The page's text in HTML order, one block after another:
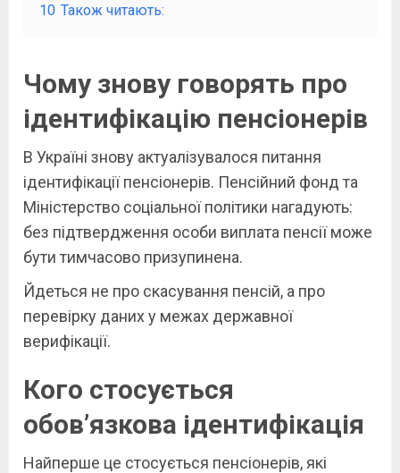
10 Також читають:
Чому знову говорять про
ідентифікацію пенсіонерів
В Україні знову актуалізувалося питання
ідентифікації пенсіонерів. Пенсійний фонд та
Міністерство соціальної політики нагадують:
без підтвердження особи виплата пенсії може
бути тимчасово призупинена.
Йдеться не про скасування пенсій, а про
перевірку даних у межах державної
верифікації.
Кого стосується
обов’язкова ідентифікація
Найперше це стосується пенсіонерів, які